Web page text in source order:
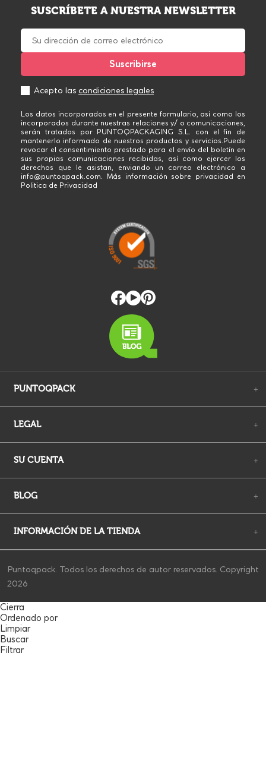
Los datos incorporados en el presente formulario, así como los
incorporados durante nuestras relaciones y/ o comunicaciones,
serán tratados por PUNTOQPACKAGING S.L. con el fin de
mantenerlo informado de nuestros productos y servicios.Puede
sus propias comunicaciones recibidas, así como ejercer los
info@puntoqpack.com. Más información sobre privacidad en
Politica de Privacidad
SU CUENTA +
BLOG +
INFORMACIÓN DE LA TIENDA +
2026
Ordenado por
Buscar
Filtrar